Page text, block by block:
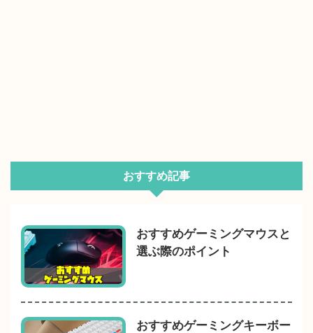
おすすめ記事
おすすめゲーミングマウスと
選ぶ際のポイント
おすすめゲーミングキーボー